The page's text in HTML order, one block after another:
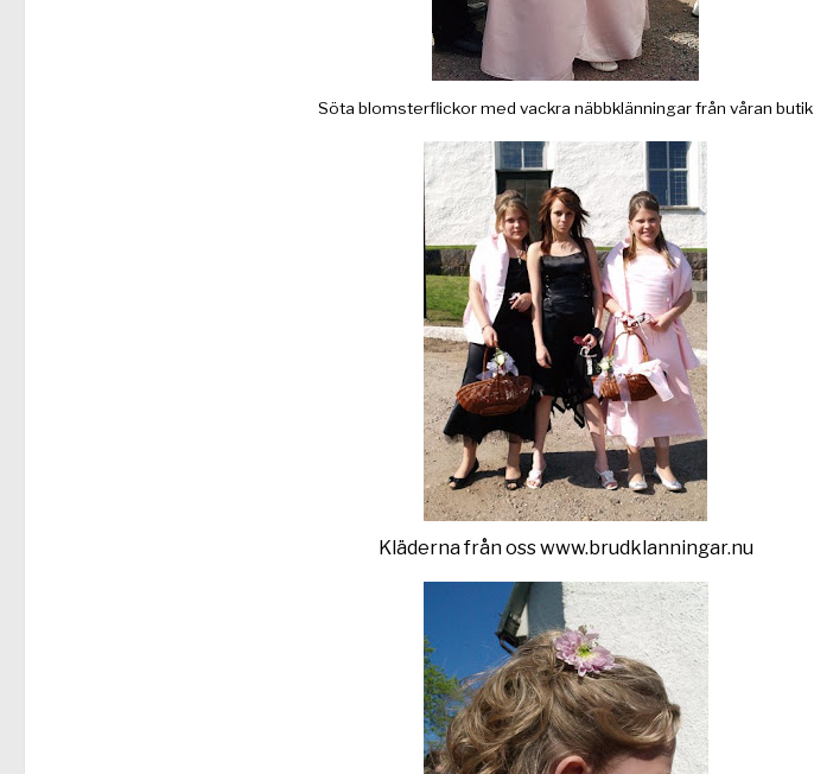
Söta blomsterflickor med vackra näbbklänningar från våran butik
Kläderna från osswww.brudklanningar.nu